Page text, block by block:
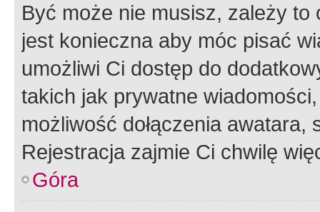
Być może nie musisz, zależy
jest konieczna aby móc pisać
umożliwi Ci dostęp do
takich jak prywatne
możliwość dołączenia
Rejestracja zajmie Ci chwilę
Góra